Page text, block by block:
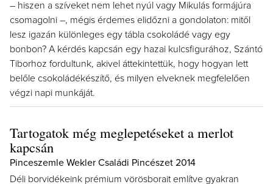
– hiszen a szíveket nem lehet nyúl vagy Mikulás formájúra
csomagolni –, mégis érdemes elidőzni a gondolaton: mitől
lesz igazán különleges egy tábla csokoládé vagy egy
bonbon? A kérdés kapcsán egy hazai kulcsfigurához, Szántó
Tiborhoz fordultunk, akivel áttekintettük, hogy hogyan lett
belőle csokoládékészítő, és milyen elveknek megfelelően
végzi napi munkáját.
Tartogatok még meglepetéseket a merlot
kapcsán
Pinceszemle Wekler Családi Pincészet 2014
Déli borvidékeink prémium vörösborait említve gyakran